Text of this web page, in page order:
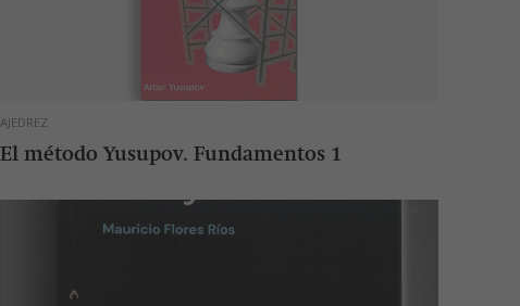
AJEDREZ
El método Yusupov. Fundamentos 1